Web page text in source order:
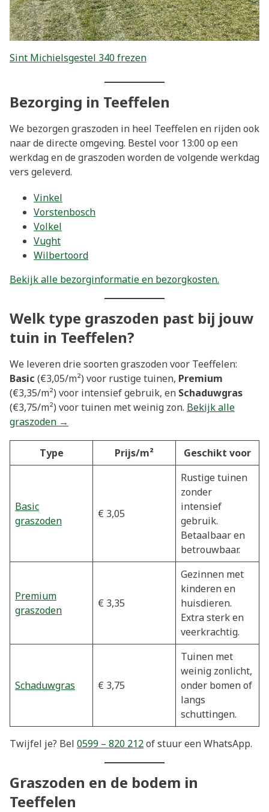
Sint Michielsgestel 340 frezen
Bezorging in Teeffelen
We bezorgen graszoden in heel Teeffelen en rijden ook
naar de directe omgeving. Bestel voor 13:00 op een
werkdag en de graszoden worden de volgende werkdag
vers geleverd.
Vinkel
Vorstenbosch
Volkel
Vught
Wilbertoord
Bekijk alle bezorginformatie en bezorgkosten.
Welk type graszoden past bij jouw
tuin in Teeffelen?
We leveren drie soorten graszoden voor Teeffelen:
Basic (€3,05/m²) voor rustige tuinen, Premium
(€3,35/m²) voor intensief gebruik, en Schaduwgras
(€3,75/m²) voor tuinen met weinig zon. Bekijk alle
graszoden →
Type Prijs/m² Geschikt voor
Basic
graszoden
€ 3,05
Rustige tuinen
zonder
intensief
gebruik.
Betaalbaar en
betrouwbaar.
Premium
graszoden
€ 3,35
Gezinnen met
kinderen en
huisdieren.
Extra sterk en
veerkrachtig.
Schaduwgras € 3,75
Tuinen met
weinig zonlicht,
onder bomen of
langs
schuttingen.
Twijfel je? Bel 0599 – 820 212of stuur een WhatsApp.
Graszoden en de bodem in
Teeffelen